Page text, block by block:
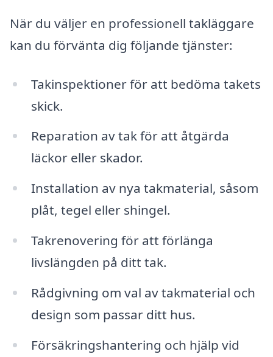
När du väljer en professionell takläggare
kan du förvänta dig följande tjänster:
Takinspektioner för att bedöma takets
skick.
Reparation av tak för att åtgärda
läckor eller skador.
Installation av nya takmaterial, såsom
plåt, tegel eller shingel.
Takrenovering för att förlänga
livslängden på ditt tak.
Rådgivning om val av takmaterial och
design som passar ditt hus.
Försäkringshantering och hjälp vid